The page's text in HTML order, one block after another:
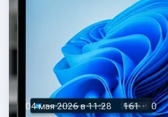
04 мая 2026 в 11:28 161 0